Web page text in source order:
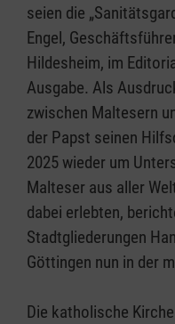
seien die
Engel,
Hildesheim, im
Ausgabe. Als
zwischen Maltesern
der Papst seinen
2025 wieder um
Malteser aus aller
dabei erlebten,
Stadtgliederungen
Göttingen nun in der
Die katholische